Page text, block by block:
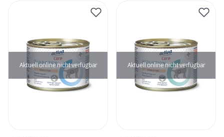
Aktuell online nicht verfügbar Aktuell online nicht verfügbar